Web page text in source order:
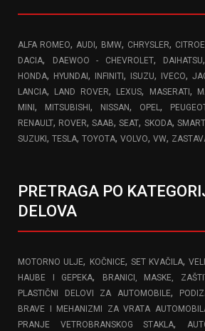
ALFA ROMEO, AUDI, BMW, CHRYSLER,
DACIA, DAEWOO - CHEVROLET, DAIHATSU
HONDA, HYUNDAI, INFINITI, ISUZU, IVECO,
LANCIA, LAND ROVER, LEXUS, MASERATI,
MINI, MITSUBISHI, NISSAN, OPEL ,
RENAULT, ROVER,SAAB,SEAT, SKODA, SMART
SUZUKI, TESLA, TOYOTA, VOLVO, VW,
PRETRAGA PO
DELOVA
MOTORNO ULJE, KOČNICE, SET KVAČILA,
HAUBE I GEPEKA,
BRANICI, MASKE,
PLASTIČNI DELOVI ZA AUTOMOBILE,
BRAVE I MEHANIZMI ZA VRATA
PRANJE VETROBRANSKOG STAKLA,